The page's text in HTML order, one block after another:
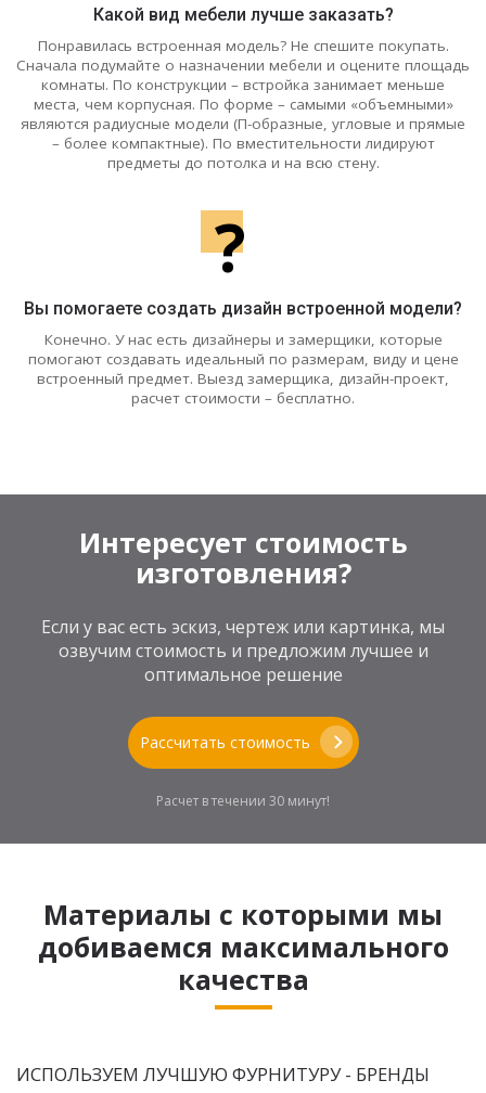
Какой вид мебели лучше заказать?
Понравилась встроенная модель? Не спешите покупать.
Сначала подумайте о назначении мебели и оцените площадь
комнаты. По конструкции – встройка занимает меньше
места, чем корпусная. По форме – самыми «объемными»
являются радиусные модели (П-образные, угловые и прямые
– более компактные). По вместительности лидируют
предметы до потолка и на всю стену.
?
Вы помогаете создать дизайн встроенной модели?
Конечно. У нас есть дизайнеры и замерщики, которые
помогают создавать идеальный по размерам, виду и цене
встроенный предмет. Выезд замерщика, дизайн-проект,
расчет стоимости – бесплатно.
Интересует стоимость
изготовления?
Если у вас есть эскиз, чертеж или картинка, мы
озвучим стоимость и предложим лучшее и
оптимальное решение
Рассчитать стоимость
Расчет в течении 30 минут!
Материалы с которыми мы
добиваемся максимального
качества
ИСПОЛЬЗУЕМ ЛУЧШУЮ ФУРНИТУРУ - БРЕНДЫ